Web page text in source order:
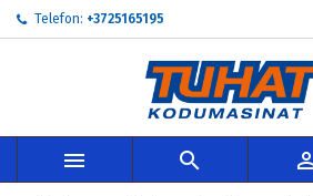
Telefon: +3725165195
 
My wishlists
Create new list
Loo soovinimekiri
Soovinimekirja nimi
Sisene
Te peate olema sisselogitud, et